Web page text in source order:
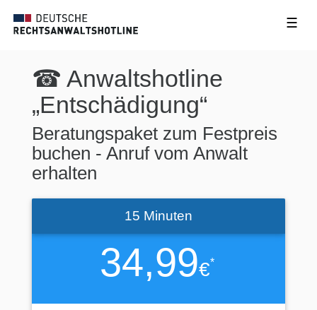
☰
☎ Anwaltshotline
„Entschädigung“
Beratungspaket zum Festpreis
buchen - Anruf vom Anwalt
erhalten
34,99€*
15 Minuten